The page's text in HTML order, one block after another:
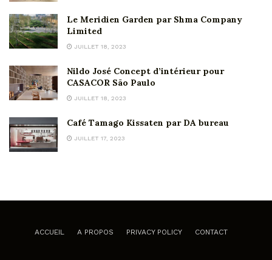
Le Meridien Garden par Shma Company
Limited
JUILLET 18, 2023
Nildo José Concept d’intérieur pour
CASACOR São Paulo
JUILLET 18, 2023
Café Tamago Kissaten par DA bureau
JUILLET 17, 2023
ACCUEIL A PROPOS PRIVACY POLICY CONTACT